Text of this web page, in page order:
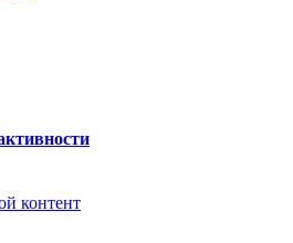
контент